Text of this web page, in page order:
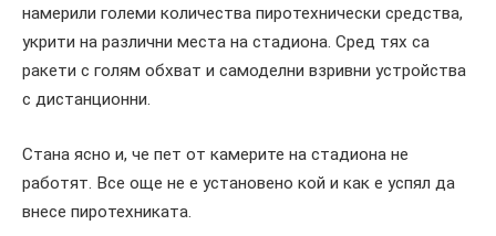
намерили големи количества пиротехнически средства,
укрити на различни места на стадиона. Сред тях са
ракети с голям обхват и самоделни взривни устройства
с дистанционни.
Стана ясно и, че пет от камерите на стадионa не
работят. Все още не е установено кой и как е успял да
внесе пиротехниката.